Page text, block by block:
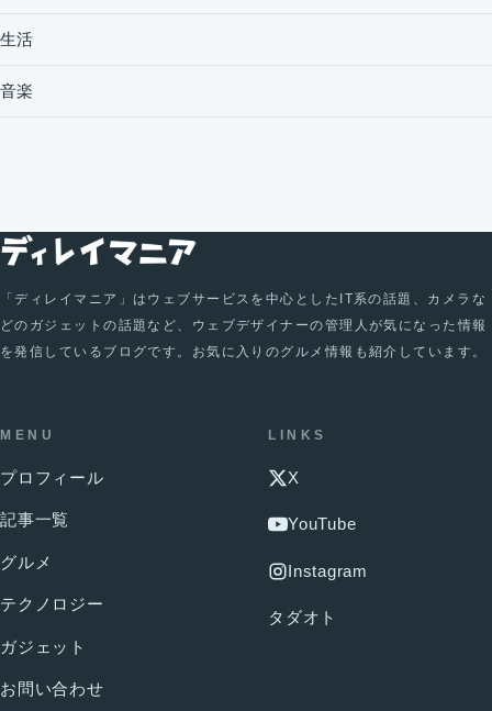
生活
音楽
「ディレイマニア」はウェブサービスを中心としたIT系の話題、カメラな
どのガジェットの話題など、ウェブデザイナーの管理人が気になった情報
を発信しているブログです。お気に入りのグルメ情報も紹介しています。
MENU
プロフィール
記事一覧
グルメ
テクノロジー
ガジェット
お問い合わせ
LINKS
X
YouTube
Instagram
タダオト